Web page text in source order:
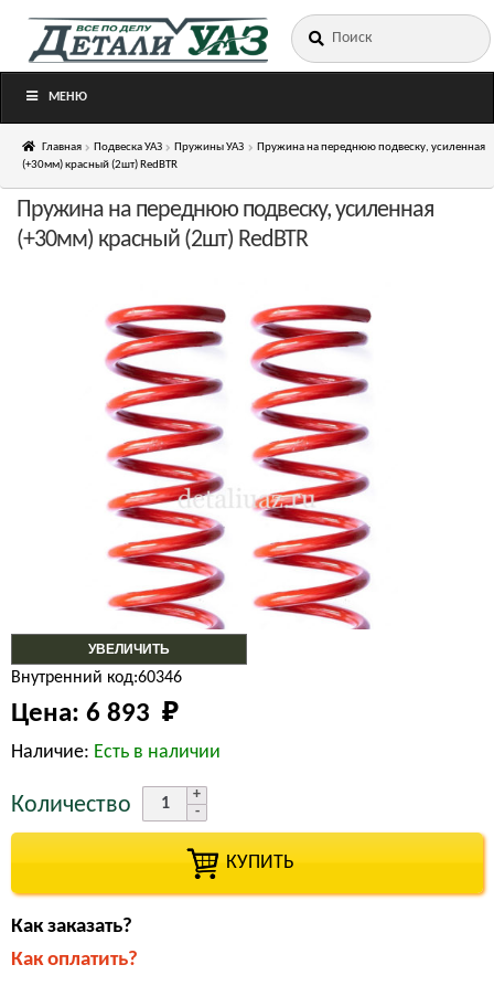
Перейти
Перейти
Искать:
МЕНЮ
Главная Подвеска УАЗ Пружины УАЗ
Пружина на переднюю подвеску, усиленная
(+30мм) красный (2шт) RedBTR
УВЕЛИЧИТЬ
Пружина на переднюю подвеску, усиленная
(+30мм) красный (2шт) RedBTR
Внутренний код:60346
Цена: 6 893 ₽
Наличие: Есть в наличии
Количество
КУПИТЬ
Как заказать?
Как оплатить?